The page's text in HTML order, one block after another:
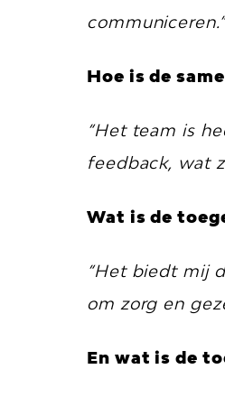
communiceren.”
Hoe is de
“Het team is
feedback, wat
Wat is de
“Het biedt mij
om zorg en
En wat is de